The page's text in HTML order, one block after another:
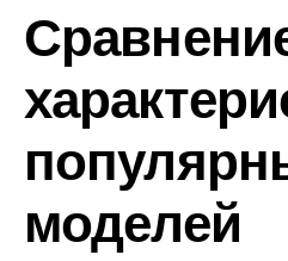
моделей